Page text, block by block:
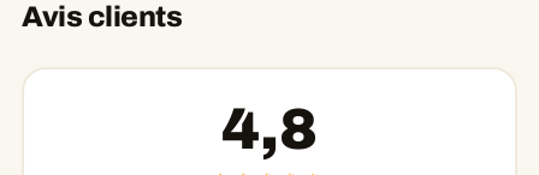
Avis clients
4,8